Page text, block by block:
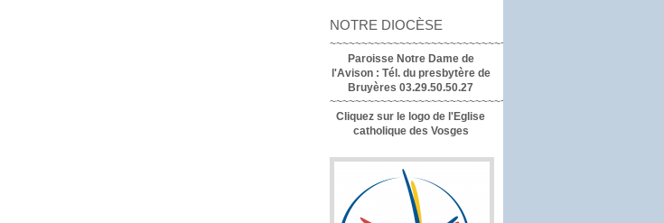
NOTRE DIOCÈSE
~~~~~~~~~~~~~~~~~~~~~~~~~~~~~~~~~~
Paroisse Notre Dame de
l'Avison : Tél. du presbytère de
Bruyères 03.29.50.50.27
~~~~~~~~~~~~~~~~~~~~~~~~~~~~~~~~
Cliquez sur le logo de l'Eglise
catholique des Vosges